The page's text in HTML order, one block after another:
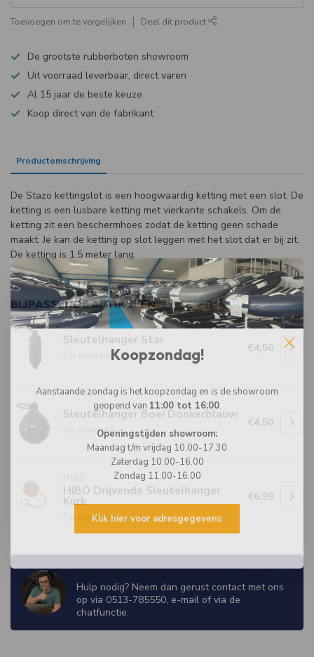
Toevoegen om te vergelijken Deel dit product
De grootste rubberboten showroom
Uit voorraad leverbaar, direct varen
Al 15 jaar de beste keuze
Koop direct van de fabrikant
Productomschrijving
De Stazo kettingslot is een hoogwaardig ketting met een slot. De
ketting is een lusbare ketting met vierkante schakels. Om de
ketting zit een beschermhoes zodat de ketting geen schade
maakt. Je kan de ketting op slot leggen met het slot dat er bij zit.
De ketting is 1.5 meter lang.
BIJPASSENDE ARTIKELEN
Sleutelhanger Star
Op voorraad
€4,50
Sleutelhanger Boei Donkerblauw
Op voorraad
€4,50
HIBO Drijvende Sleutelhanger
Kurk
Op voorraad
€6,99
WIJ ZIJN ER OM JE TE HELPEN!
Hulp nodig? Neem dan gerust contact met ons
op via 0513-785550, e-mail of via de
chatfunctie.
Koopzondag!
Aanstaande zondag is het koopzondag en is de showroom
geopend van 11:00 tot 16:00.
Openingstijden showroom:
Maandag t/m vrijdag 10.00-17.30
Zaterdag 10.00-16.00
Zondag 11.00-16.00
Klik hier voor adresgegevens